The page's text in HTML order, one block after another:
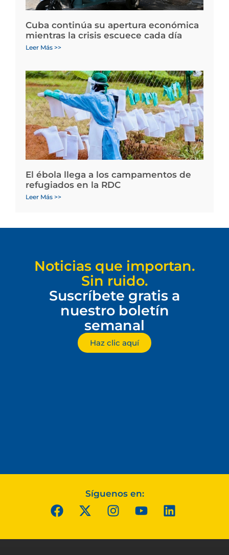
Cuba continúa su apertura económica
mientras la crisis escuece cada día
Leer Más >>
El ébola llega a los campamentos de
refugiados en la RDC
Leer Más >>
Noticias que importan.
Sin ruido.
Suscríbete gratis a
nuestro boletín
semanal
Haz clic aquí
Síguenos en: